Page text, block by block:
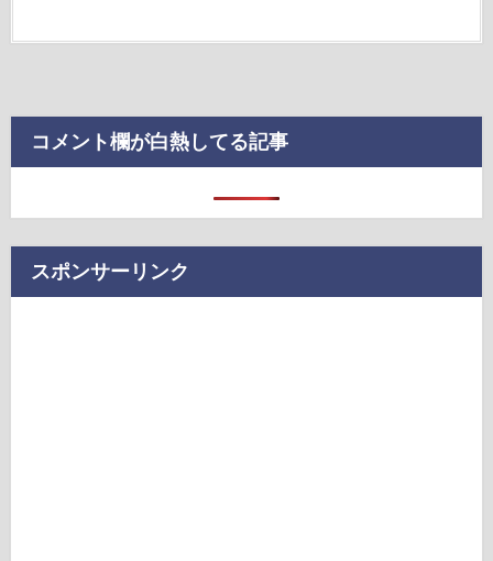
コメント欄が白熱してる記事
スポンサーリンク